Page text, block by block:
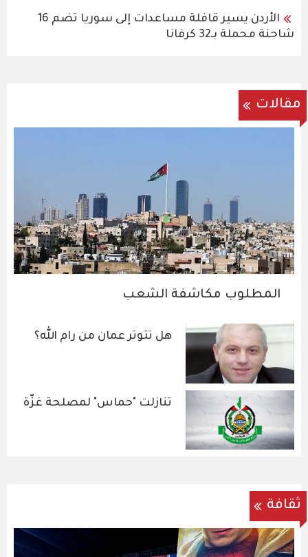
الأردن يسير قافلة مساعدات إلى سوريا تضم 16
شاحنة محملة بـ32 كرفانا
مقالات
المطلوب مكاشفة الشعب
هل تتوتر عمان من رام الله؟
تنازلت "حماس" لمصلحة غزّة
ثقافة